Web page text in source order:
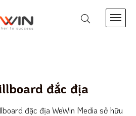
đắc địa
đặc địa WeWin Media sở hữu